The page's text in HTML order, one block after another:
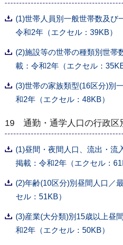
(1)世帯人員別一般世帯数及び
令和2年（エクセル：39KB）
(2)施設等の世帯の種類別世帯
載：令和2年（エクセル：35KB
(3)世帯の家族類型(16区分)別
和2年（エクセル：48KB）
19 通勤・通学人口の行政区
(1)昼間・夜間人口、流出・流
掲載：令和2年（エクセル：
(2)年齢(10区分)別昼間人口／
セル：51KB）
(3)産業(大分類)別15歳以上昼
和2年（エクセル：50KB）